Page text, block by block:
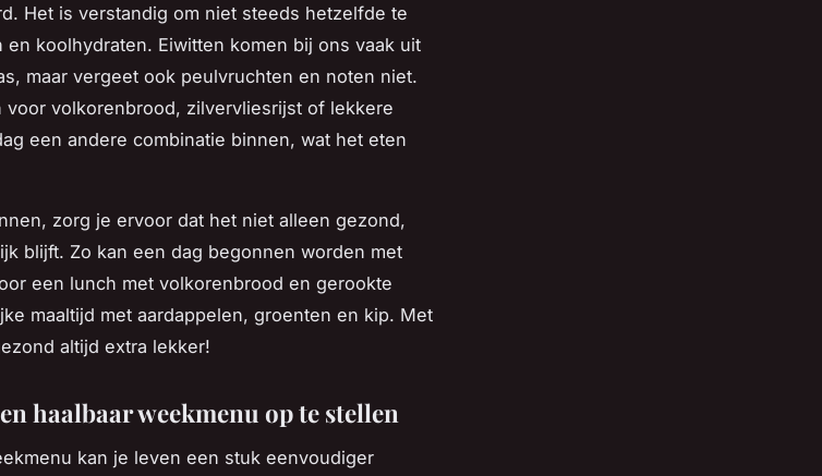
Het is verstandig om niet steeds hetzelfde te
koolhydraten. Eiwitten komen bij ons vaak uit
maar vergeet ook peulvruchten en noten niet.
volkorenbrood, zilvervliesrijst of lekkere
een andere combinatie binnen, wat het eten
zorg je ervoor dat het niet alleen gezond,
blijft. Zo kan een dag begonnen worden met
een lunch met volkorenbrood en gerookte
maaltijd met aardappelen, groenten en kip. Met
altijd extra lekker!
haalbaar weekmenu op te stellen
kan je leven een stuk eenvoudiger